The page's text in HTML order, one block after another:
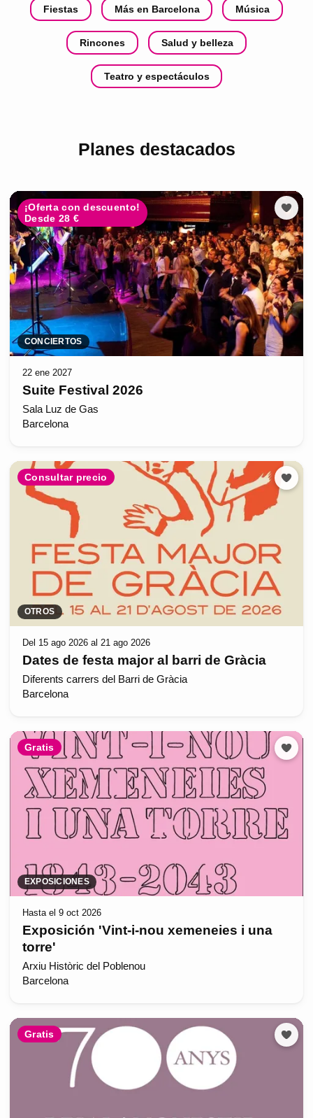
Fiestas Más en Barcelona Música
Rincones Salud y belleza
Teatro y espectáculos
Planes destacados
¡Oferta con descuento!
Desde 28 €
CONCIERTOS
22 ene 2027
Suite Festival 2026
Sala Luz de Gas
Barcelona
Consultar precio
OTROS
Del 15 ago 2026 al 21 ago 2026
Dates de festa major al barri de Gràcia
Diferents carrers del Barri de Gràcia
Barcelona
Gratis
EXPOSICIONES
Hasta el 9 oct 2026
Exposición 'Vint-i-nou xemeneies i una
torre'
Arxiu Històric del Poblenou
Barcelona
Gratis